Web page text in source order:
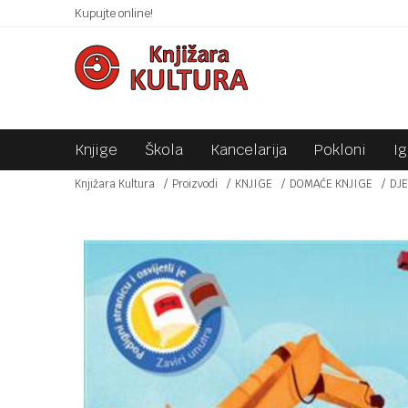
Kupujte online!SIGURNO PLAĆANJE PLATNIM KARTICAMA!
Knjige Škola Kancelarija Pokloni
Knjižara Kultura Proizvodi KNJIGE DOMAĆE KNJIGE